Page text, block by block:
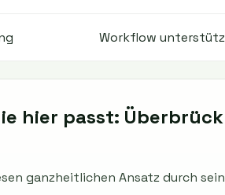
Workflow
hier passt:
ganzheitlichen Ansatz durch